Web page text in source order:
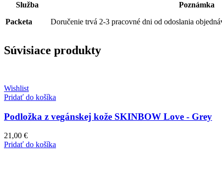
Služba
Poznámka
Packeta
Doručenie trvá 2-3 pracovné dni od odoslania
Súvisiace produkty
Wishlist
Pridať do košíka
Podložka z vegánskej kože SKINBOW Love - Grey
21,00 €
Pridať do košíka